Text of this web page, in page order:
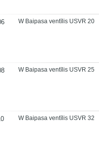
W Baipasa ventīlis USVR 20
W Baipasa ventīlis USVR 25
W Baipasa ventīlis USVR 32